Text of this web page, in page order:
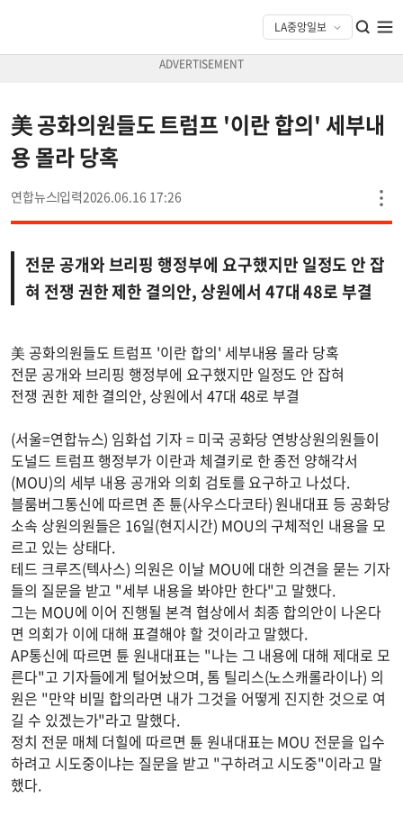
美 공화의원들도 트럼프 '이란 합의' 세부내
용 몰라 당혹
연합뉴스 2026.06.16 17:26
전문 공개와 브리핑 행정부에 요구했지만 일정도 안 잡
혀 전쟁 권한 제한 결의안, 상원에서 47대 48로 부결
美 공화의원들도 트럼프 '이란 합의' 세부내용 몰라 당혹
전문 공개와 브리핑 행정부에 요구했지만 일정도 안 잡혀
전쟁 권한 제한 결의안, 상원에서 47대 48로 부결
(서울=연합뉴스) 임화섭 기자 = 미국 공화당 연방상원의원들이
도널드 트럼프 행정부가 이란과 체결키로 한 종전 양해각서
(MOU)의 세부 내용 공개와 의회 검토를 요구하고 나섰다.
블룸버그통신에 따르면 존 튠(사우스다코타) 원내대표 등 공화당
소속 상원의원들은 16일(현지시간) MOU의 구체적인 내용을 모
르고 있는 상태다.
테드 크루즈(텍사스) 의원은 이날 MOU에 대한 의견을 묻는 기자
들의 질문을 받고 "세부 내용을 봐야만 한다"고 말했다.
그는 MOU에 이어 진행될 본격 협상에서 최종 합의안이 나온다
면 의회가 이에 대해 표결해야 할 것이라고 말했다.
AP통신에 따르면 튠 원내대표는 "나는 그 내용에 대해 제대로 모
른다"고 기자들에게 털어놨으며, 톰 틸리스(노스캐롤라이나) 의
원은 "만약 비밀 합의라면 내가 그것을 어떻게 진지한 것으로 여
길 수 있겠는가"라고 말했다.
정치 전문 매체 더힐에 따르면 튠 원내대표는 MOU 전문을 입수
하려고 시도중이냐는 질문을 받고 "구하려고 시도중"이라고 말
했다.